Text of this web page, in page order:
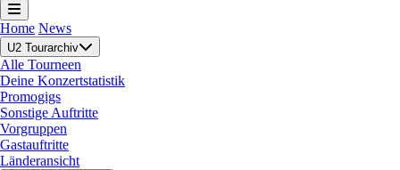
Home News
U2 Tourarchiv
Alle Tourneen
Deine Konzertstatistik
Promogigs
Sonstige Auftritte
Vorgruppen
Gastauftritte
Länderansicht